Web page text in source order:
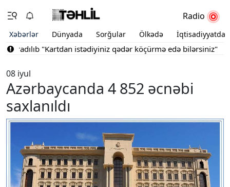
Radio
Xəbərlər Dünyada Sorğular Ölkədə İqtisadiyyatda
"Kartdan istədiyiniz qədər köçürmə edə bilərsiniz"
08 iyul
Azərbaycanda 4 852 əcnəbi
saxlanıldı